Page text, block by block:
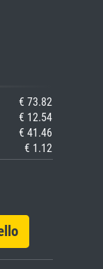
€ 73.82
€ 12.54
€ 41.46
€ 1.12